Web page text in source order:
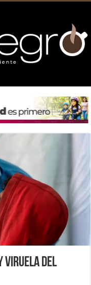
viruela del